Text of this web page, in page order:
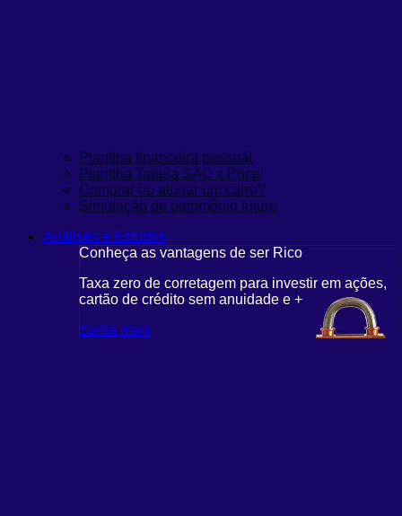
Planilha financeira pessoal
Planilha Tabela SAC x Price
Comprar ou alugar um carro?
Simulação de patrimônio futuro
Análises e Estudos
Conheça as vantagens de ser Rico
Taxa zero de corretagem para investir em ações,
cartão de crédito sem anuidade e +
Saiba mais